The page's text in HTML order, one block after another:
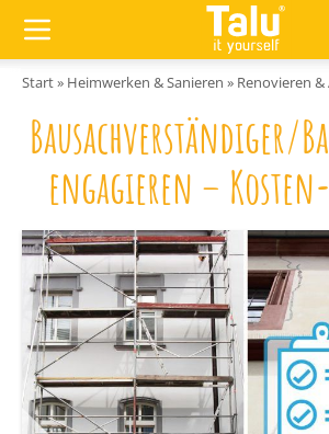
Start» Heimwerken & Sanieren » Renovieren &
Bausachverständiger/
engagieren –